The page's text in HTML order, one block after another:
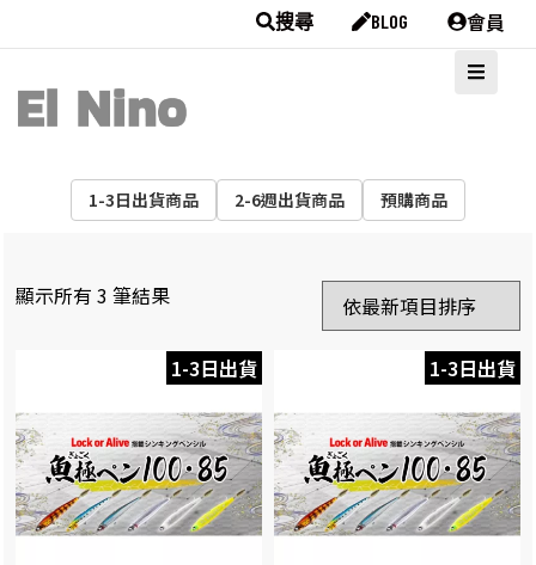
搜尋 BLOG 會員
1-3日出貨商品 2-6週出貨商品 預購商品
顯示所有 3 筆結果
1-3日出貨 1-3日出貨